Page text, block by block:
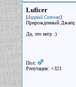
Luficer
[Аццкий Сотона]
Прирожденный Джаец
Да, это негр :)
Пол:
Репутация: +321